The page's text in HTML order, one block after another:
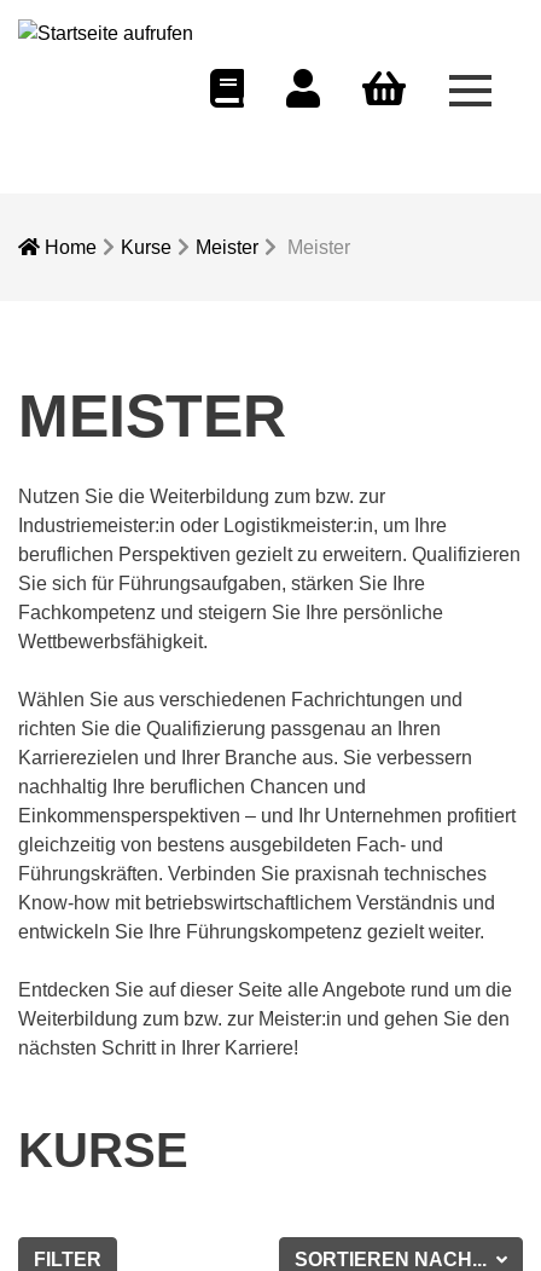
Menü
Home Kurse Meister Meister
MEISTER
Nutzen Sie die Weiterbildung zum bzw. zur
Industriemeister:in oder Logistikmeister:in, um Ihre
beruflichen Perspektiven gezielt zu erweitern. Qualifizieren
Sie sich für Führungsaufgaben, stärken Sie Ihre
Fachkompetenz und steigern Sie Ihre persönliche
Wettbewerbsfähigkeit.
Wählen Sie aus verschiedenen Fachrichtungen und
richten Sie die Qualifizierung passgenau an Ihren
Karrierezielen und Ihrer Branche aus. Sie verbessern
nachhaltig Ihre beruflichen Chancen und
Einkommensperspektiven – und Ihr Unternehmen profitiert
gleichzeitig von bestens ausgebildeten Fach- und
Führungskräften. Verbinden Sie praxisnah technisches
Know-how mit betriebswirtschaftlichem Verständnis und
entwickeln Sie Ihre Führungskompetenz gezielt weiter.
Entdecken Sie auf dieser Seite alle Angebote rund um die
Weiterbildung zum bzw. zur Meister:in und gehen Sie den
nächsten Schritt in Ihrer Karriere!
KURSE
SORTIEREN NACH...
FILTER